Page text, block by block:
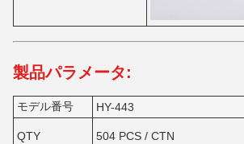
製品パラメータ:
モデル番号 HY-443
QTY 504 PCS / CTN